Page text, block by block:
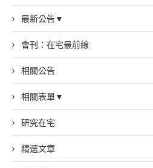
最新公告▼
會刊：在宅最前線
相關公告
相關表單▼
研究在宅
精選文章